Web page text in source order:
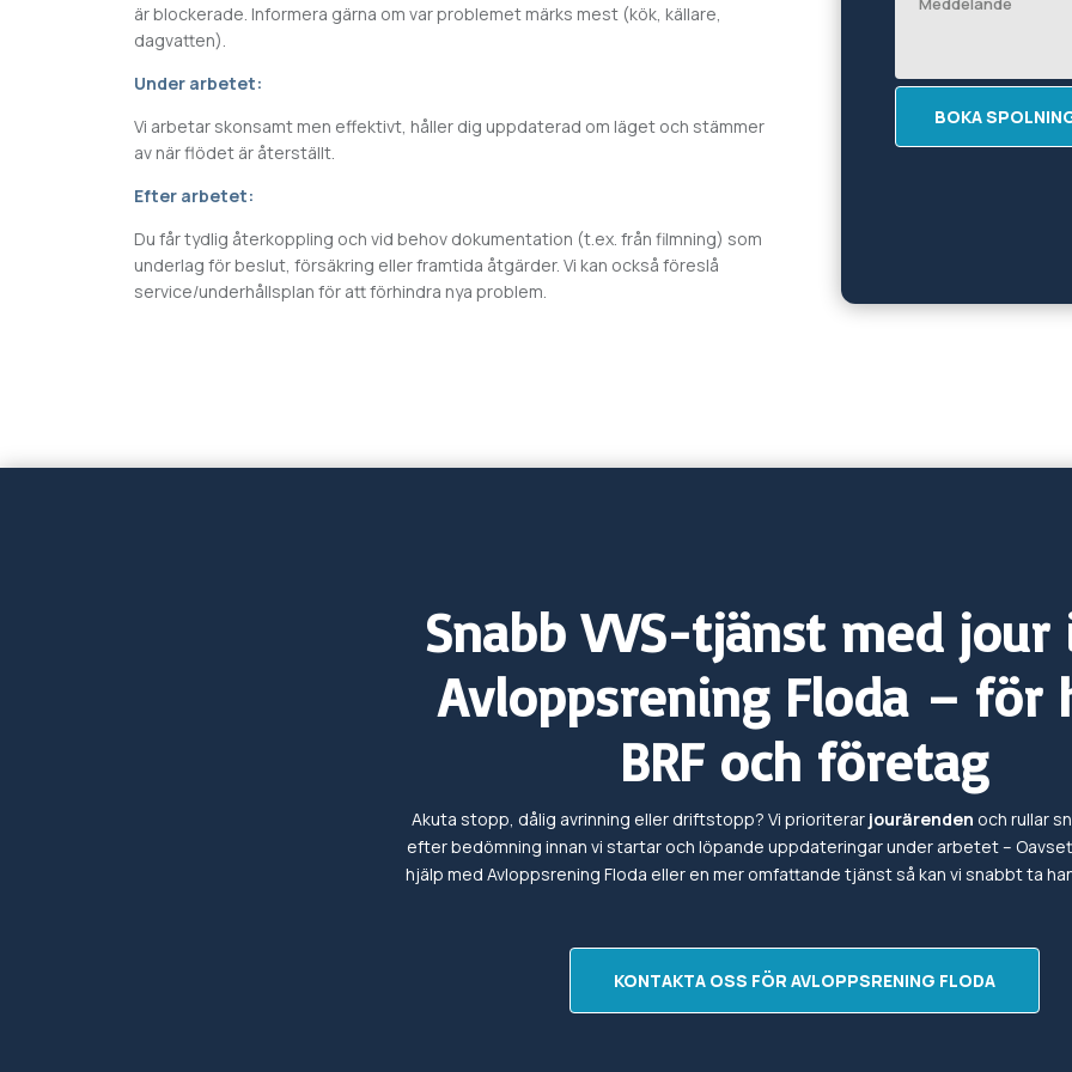
är blockerade. Informera gärna om var problemet märks mest (kök, källare,
dagvatten).
Under arbetet:
Vi arbetar skonsamt men effektivt, håller dig uppdaterad om läget och stämmer
av när flödet är återställt.
Efter arbetet:
Du får tydlig återkoppling och vid behov dokumentation (t.ex. från filmning) som
underlag för beslut, försäkring eller framtida åtgärder. Vi kan också föreslå
service/underhållsplan för att förhindra nya problem.
BOKA
Snabb VVS-tjänst med jour
Avloppsrening Floda– för
BRF och företag
Akuta stopp, dålig avrinning eller driftstopp? Vi prioriterar jourärenden och rullar
efter bedömning innan vi startar och löpande uppdateringar under arbetet –
hjälp med Avloppsrening Floda eller en mer omfattande tjänst så kan vi snabbt ta
KONTAKTA OSS FÖR AVLOPPSRENING FLODA